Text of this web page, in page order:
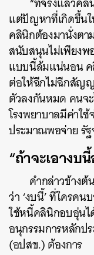
แต่ปัญหาที่เกิดขึ้น
คลินิกต้องมานั่งต
สนับสนุนไม่เพียงพ
แบบนี้ล้มแน่นอน ค
ต่อให้ฉีกไม่ฉีกสัญ
ตัวลงกันหมด คนจ
โรงพยาบาลมีค่าใ
ประมาณพอจ่าย รั
“ถ้าจะเอาง
คำกล่าวข้าง
ว่า ‘งบนี้’ ที่ใครค
ใช้หนี้คลินิกอบอุ่นไ
อนุกรรมการหลักป
(อปสข.) ต้องการ